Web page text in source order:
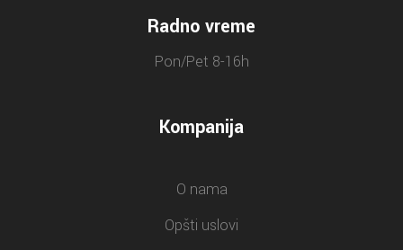
Radno vreme
Pon/Pet 8-16h
Kompanija
O nama
Opšti uslovi